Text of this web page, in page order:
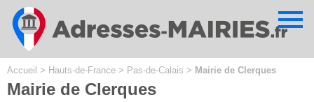
Accueil > Hauts-de-France > Pas-de-Calais > Mairie de Clerques
Mairie de Clerques
Cookies management panel